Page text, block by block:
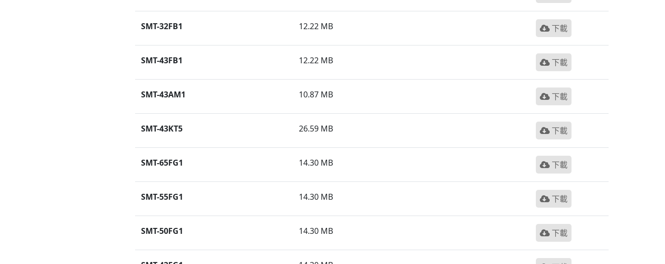
SMT-32FB1 12.22 MB 下載
SMT-43FB1 12.22 MB 下載
SMT-43AM1 10.87 MB 下載
SMT-43KT5 26.59 MB 下載
SMT-65FG1 14.30 MB 下載
SMT-55FG1 14.30 MB 下載
SMT-50FG1 14.30 MB 下載